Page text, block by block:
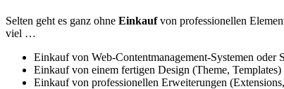
Selten geht es ganz ohne Einkaufvon professionellen
viel …
Einkauf von Web-Contentmanagement-Systemen
Einkauf von einem fertigen Design (Theme,
Einkauf von professionellen Erweiterungen